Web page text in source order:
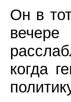
Он в
когда